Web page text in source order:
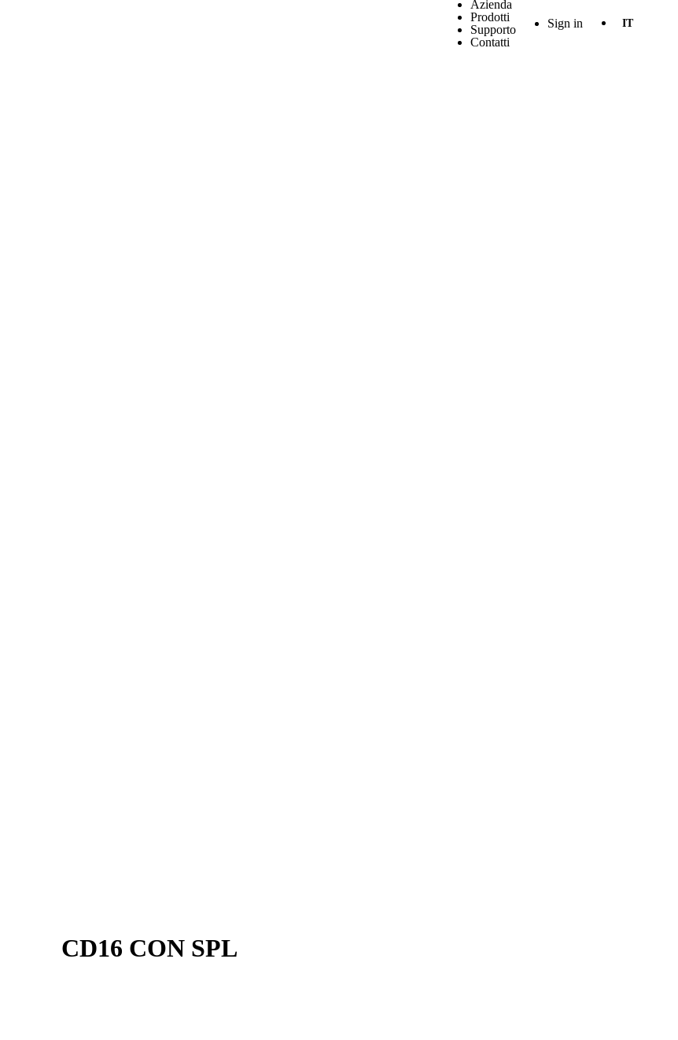
Azienda
Prodotti
Supporto
Contatti
Sign in IT
CD16 CON SPL